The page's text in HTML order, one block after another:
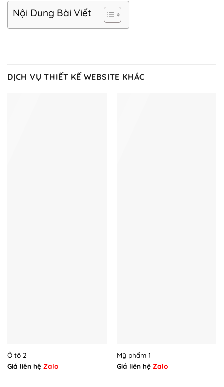
Nội Dung Bài Viết
DỊCH VỤ THIẾT KẾ WEBSITE KHÁC
Ô tô 2
Giá liên hệ Zalo
Mỹ phẩm 1
Giá liên hệ Zalo